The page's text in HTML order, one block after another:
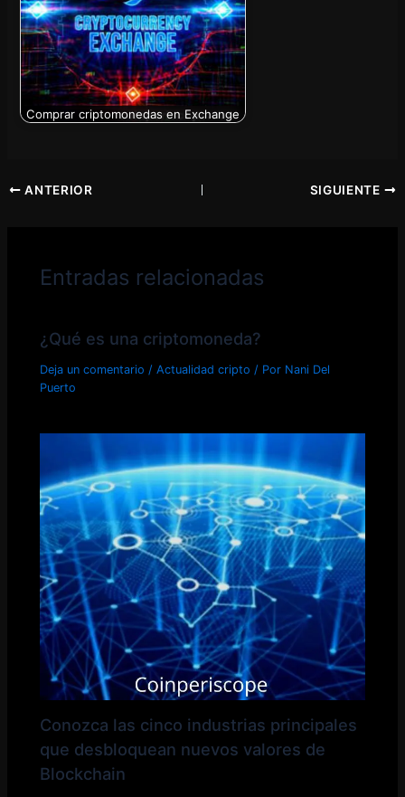
Comprar criptomonedas en Exchange
ANTERIOR SIGUIENTE
Entradas relacionadas
¿Qué es una criptomoneda?
Deja un comentario /Actualidad cripto / Por Nani Del
Puerto
Conozca las cinco industrias principales
que desbloquean nuevos valores de
Blockchain